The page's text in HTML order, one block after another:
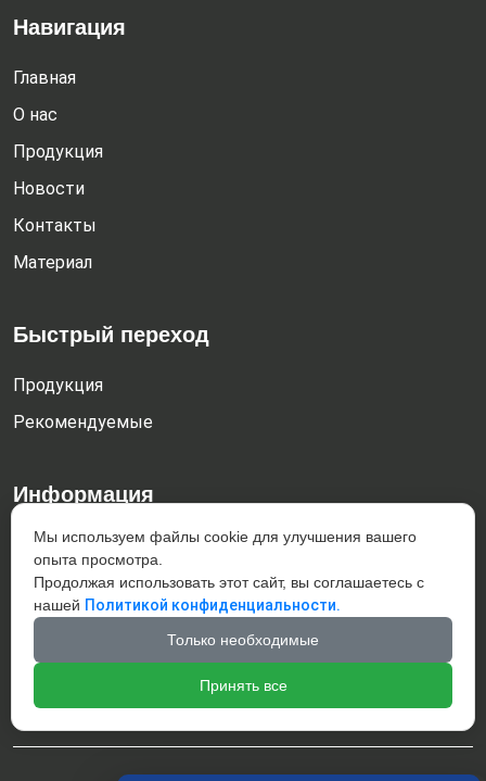
Навигация
Главная
О нас
Продукция
Новости
Контакты
Материал
Быстрый переход
Продукция
Рекомендуемые
Информация
Dachengzi town, Kazuo county, Chaoyang City, Liaoning
Province, China 122300
+86-421-4832187
giahar@giahar-casting.com
Добро пожаловать на наш сайт !
Мы используем файлы cookie для улучшения вашего
опыта просмотра.
Продолжая использовать этот сайт, вы соглашаетесь с
нашей Политикой конфиденциальности.
Только необходимые
Принять все